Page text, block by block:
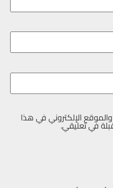
الإلكتروني في هذا
في تعليقي.